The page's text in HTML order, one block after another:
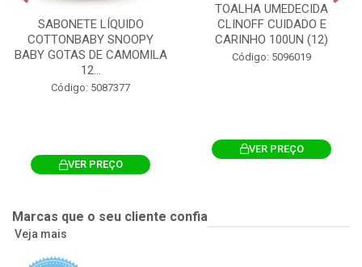
SABONETE LÍQUIDO
COTTONBABY SNOOPY
BABY GOTAS DE CAMOMILA
12...
Código: 5087377
VER PREÇO
TOALHA UMEDECIDA
CLINOFF CUIDADO E
CARINHO 100UN (12)
Código: 5096019
VER PREÇO
Marcas que o seu cliente confia
Veja mais